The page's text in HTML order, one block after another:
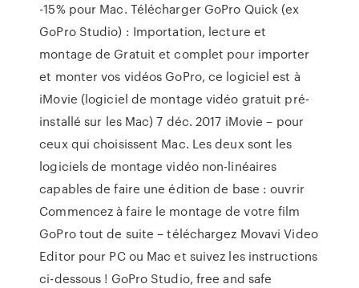
-15% pour Mac. Télécharger GoPro Quick (ex
GoPro Studio) : Importation, lecture et
montage de Gratuit et complet pour importer
et monter vos vidéos GoPro, ce logiciel est à
iMovie (logiciel de montage vidéo gratuit pré-
installé sur les Mac) 7 déc. 2017 iMovie – pour
ceux qui choisissent Mac. Les deux sont les
logiciels de montage vidéo non-linéaires
capables de faire une édition de base : ouvrir
Commencez à faire le montage de votre film
GoPro tout de suite – téléchargez Movavi Video
Editor pour PC ou Mac et suivez les instructions
ci-dessous ! GoPro Studio, free and safe